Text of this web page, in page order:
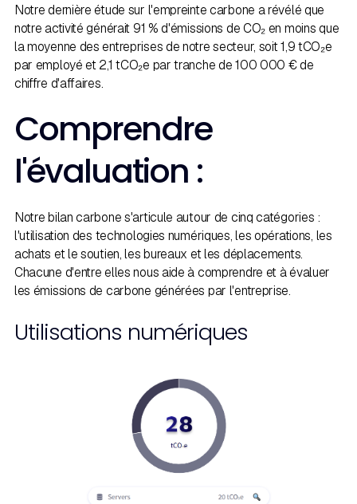
Notre dernière étude sur l'empreinte carbone a révélé que
notre activité générait 91 % d'émissions de CO₂ en moins que
la moyenne des entreprises de notre secteur, soit 1,9 tCO₂e
par employé et 2,1 tCO₂e par tranche de 100 000 € de
chiffre d'affaires.
Comprendre
l'évaluation :
Notre bilan carbone s'articule autour de cinq catégories :
l'utilisation des technologies numériques, les opérations, les
achats et le soutien, les bureaux et les déplacements.
Chacune d'entre elles nous aide à comprendre et à évaluer
les émissions de carbone générées par l'entreprise.
Utilisations numériques